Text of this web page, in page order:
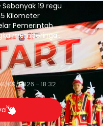
Sebanyak 19 regu
Kilometer
Pemerintah
memperingati
Indonesia.
Sepak Bola
8/2026) malam.
09/2026 - 18:32